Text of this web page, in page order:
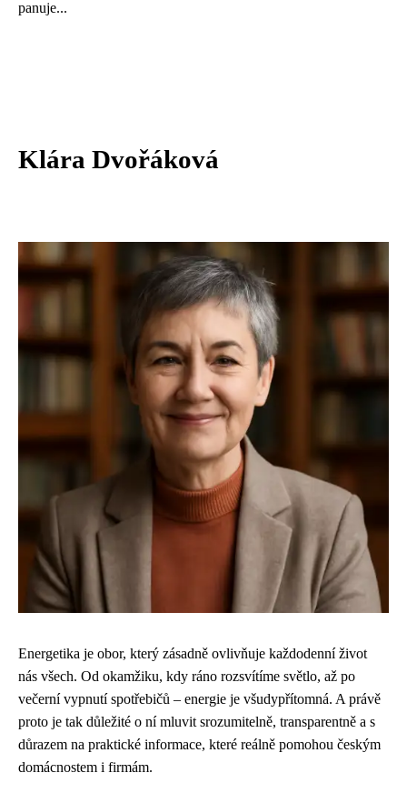
panuje...
Klára Dvořáková
Energetika je obor, který zásadně ovlivňuje každodenní život
nás všech. Od okamžiku, kdy ráno rozsvítíme světlo, až po
večerní vypnutí spotřebičů – energie je všudypřítomná. A právě
proto je tak důležité o ní mluvit srozumitelně, transparentně a s
důrazem na praktické informace, které reálně pomohou českým
domácnostem i firmám.